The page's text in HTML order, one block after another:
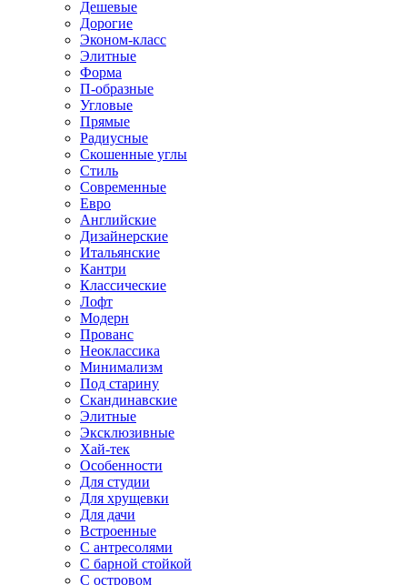
Дешевые
Дорогие
Эконом-класс
Элитные
Форма
П-образные
Угловые
Прямые
Радиусные
Скошенные углы
Стиль
Современные
Евро
Английские
Дизайнерские
Итальянские
Кантри
Классические
Лофт
Модерн
Прованс
Неоклассика
Минимализм
Под старину
Скандинавские
Элитные
Эксклюзивные
Хай-тек
Особенности
Для студии
Для хрущевки
Для дачи
Встроенные
С антресолями
С барной стойкой
С островом